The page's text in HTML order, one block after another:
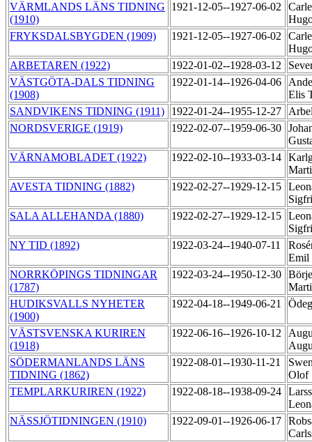
VÄRMLANDS LÄNS TIDNING
(1910)
1921-12-05--1927-06-02
FRYKSDALSBYGDEN (1909)
1921-12-05--1927-06-02
ARBETAREN (1922)
1922-01-02--1928-03-12
VÄSTGÖTA-DALS TIDNING
(1908)
1922-01-14--1926-04-06
Elis
SANDVIKENS TIDNING (1911)
1922-01-24--1955-12-27
NORDSVERIGE (1919)
1922-02-07--1959-06-30
VÄRNAMOBLADET (1922)
1922-02-10--1933-03-14
AVESTA TIDNING (1882)
1922-02-27--1929-12-15
SALA ALLEHANDA (1880)
1922-02-27--1929-12-15
NY TID (1892)
1922-03-24--1940-07-11
Emil
NORRKÖPINGS TIDNINGAR
(1787)
1922-03-24--1950-12-30
HUDIKSVALLS NYHETER
(1900)
1922-04-18--1949-06-21
VÄSTSVENSKA KURIREN
(1918)
1922-06-16--1926-10-12
SÖDERMANLANDS LÄNS
TIDNING (1862)
1922-08-01--1930-11-21
Olof
TEMPLARKURIREN (1922)
1922-08-18--1938-09-24
NÄSSJÖTIDNINGEN (1910)
1922-09-01--1926-06-17